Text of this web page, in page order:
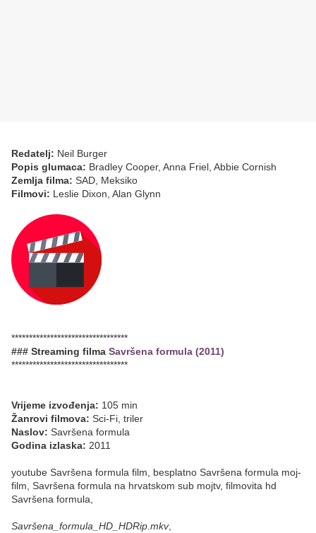
Redatelj: Neil Burger
Popis glumaca: Bradley Cooper, Anna Friel, Abbie Cornish
Zemlja filma: SAD, Meksiko
Filmovi: Leslie Dixon, Alan Glynn
*********************************
### Streaming filma Savršena formula (2011)
*********************************
Vrijeme izvođenja: 105 min
Žanrovi filmova: Sci-Fi, triler
Naslov: Savršena formula
Godina izlaska: 2011
youtube Savršena formula film, besplatno Savršena formula moj-
film, Savršena formula na hrvatskom sub mojtv, filmovita hd
Savršena formula,
Savršena_formula_HD_HDRip.mkv,